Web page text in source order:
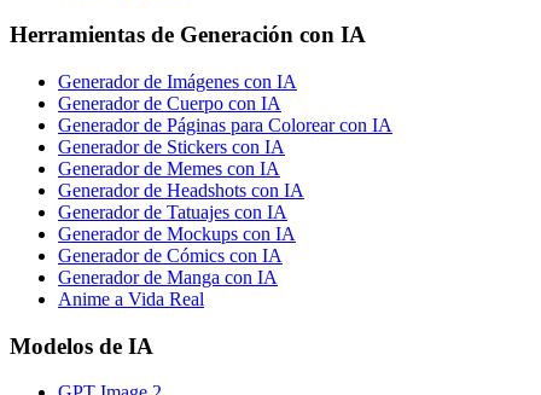
Herramientas de Generación con IA
Generador de Imágenes con IA
Generador de Cuerpo con IA
Generador de Páginas para Colorear con IA
Generador de Stickers con IA
Generador de Memes con IA
Generador de Headshots con IA
Generador de Tatuajes con IA
Generador de Mockups con IA
Generador de Cómics con IA
Generador de Manga con IA
Anime a Vida Real
Modelos de IA